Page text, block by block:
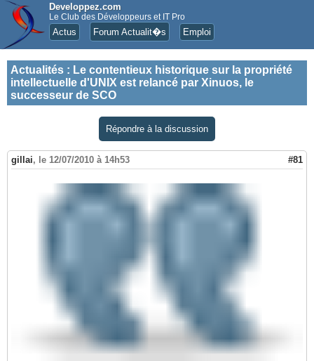
Developpez.com
Le Club des Développeurs et IT Pro
Actus Forum Actualit�s Emploi
Actualités : Le contentieux historique sur la propriété
intellectuelle d'UNIX est relancé par Xinuos, le
successeur de SCO
Répondre à la discussion
gillai, le 12/07/2010 à 14h53 #81